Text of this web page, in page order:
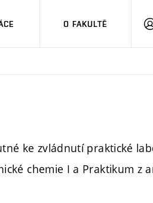
O FAKULTĚ
ke zvládnutí praktické
chemie I a Praktikum z